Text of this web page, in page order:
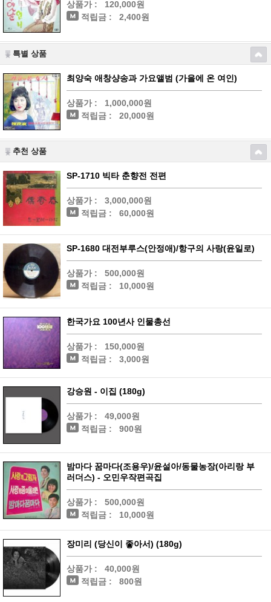
상품가 :
120,000원
적립금 :
2,400원
특별 상품
최양숙 애창샹송과 가요앨범 (가을에 온 여인)
상품가 :
1,000,000원
적립금 :
20,000원
추천 상품
SP-1710 빅타 춘향전 전편
상품가 :
3,000,000원
적립금 :
60,000원
SP-1680 대전부루스(안정애)/항구의 사랑(윤일로)
상품가 :
500,000원
적립금 :
10,000원
한국가요 100년사 인물총선
상품가 :
150,000원
적립금 :
3,000원
강승원 - 이집 (180g)
상품가 :
49,000원
적립금 :
900원
밤마다 꿈마다(조용우)/윤설아/동물농장(아리랑 부
러더스) - 오민우작편곡집
상품가 :
500,000원
적립금 :
10,000원
장미리 (당신이 좋아서) (180g)
상품가 :
40,000원
적립금 :
800원